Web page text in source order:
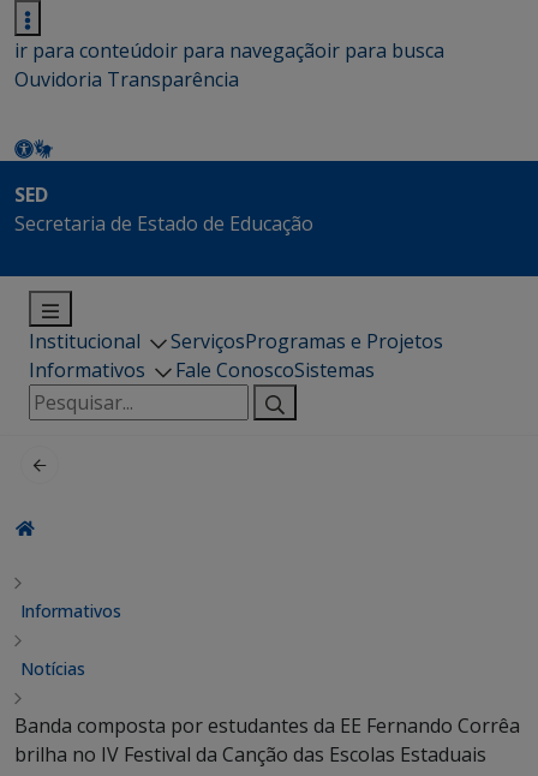
ir para conteúdoir para navegaçãoir para busca
Ouvidoria Transparência
SED
Secretaria de Estado de Educação
Institucional ServiçosProgramas e Projetos
Informativos
Fale ConoscoSistemas
Pesquisar
por:
Informativos
Notícias
Banda composta por estudantes da EE Fernando Corrêa
brilha no IV Festival da Canção das Escolas Estaduais